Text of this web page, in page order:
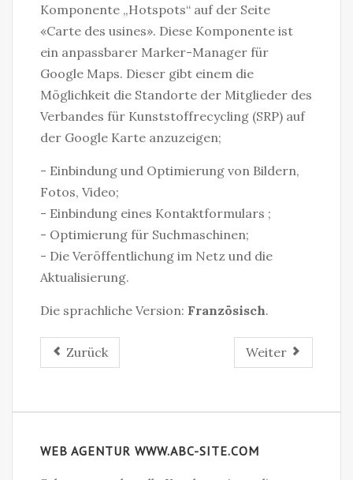
Komponente „Hotspots“ auf der Seite
«Carte des usines». Diese Komponente ist
ein anpassbarer Marker-Manager für
Google Maps. Dieser gibt einem die
Möglichkeit die Standorte der Mitglieder des
Verbandes für Kunststoffrecycling (SRP) auf
der Google Karte anzuzeigen;
- Einbindung und Optimierung von Bildern,
Fotos, Video;
- Einbindung eines Kontaktformulars ;
- Optimierung für Suchmaschinen;
- Die Veröffentlichung im Netz und die
Aktualisierung.
Die sprachliche Version: Französisch.
Zurück Weiter
WEB AGENTUR WWW.ABC-SITE.COM